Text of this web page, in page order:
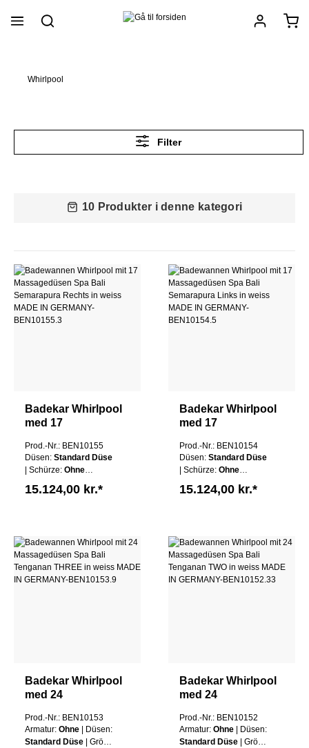
Whirlpool
Filter
10 Produkter i denne kategori
Badekar Whirlpool
med 17
Bali Semarapura
Højre i hvid MADE
IN GERMANY
Prod.-Nr.: BEN10155
Düsen: Standard Düse
| Schürze: Ohne
Farbe:Weiß
15.124,00 kr.*
Badekar Whirlpool
med 17
Bali Semarapura
Venstre i hvid
MADE IN
GERMANY
Prod.-Nr.: BEN10154
Düsen: Standard Düse
| Schürze: Ohne
Farbe:Weiß
15.124,00 kr.*
Badekar Whirlpool
med 24
Bali Tenganan
THREE i hvid
Prod.-Nr.: BEN10153
Armatur: Ohne
| Düsen:
Standard Düse
| Größe:
Badekar Whirlpool
med 24
Bali Tenganan TWO
i hvid MADE IN
Prod.-Nr.: BEN10152
Armatur: Ohne
| Düsen:
Standard Düse
| Größe: